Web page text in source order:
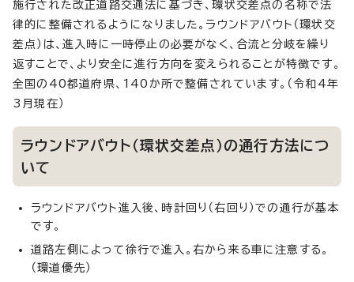
施行された改正道路交通法に基づき、環状交差点の名称で法
律的に整備されるようになりました。ラウンドアバウト（環状交
差点）は、進入時に一時停止の必要がなく、合流と分岐を繰り
返すことで、より安全に進行方向を変えられることが特徴です。
全国の40都道府県、140か所で整備されています。（令和4年
3月現在）
ラウンドアバウト（環状交差点）の通行方法につ
いて
ラウンドアバウト進入後、時計回り（右回り）での通行が基本
です。
道路左側によって徐行で進入。右から来る車に注意する。
（環道優先）